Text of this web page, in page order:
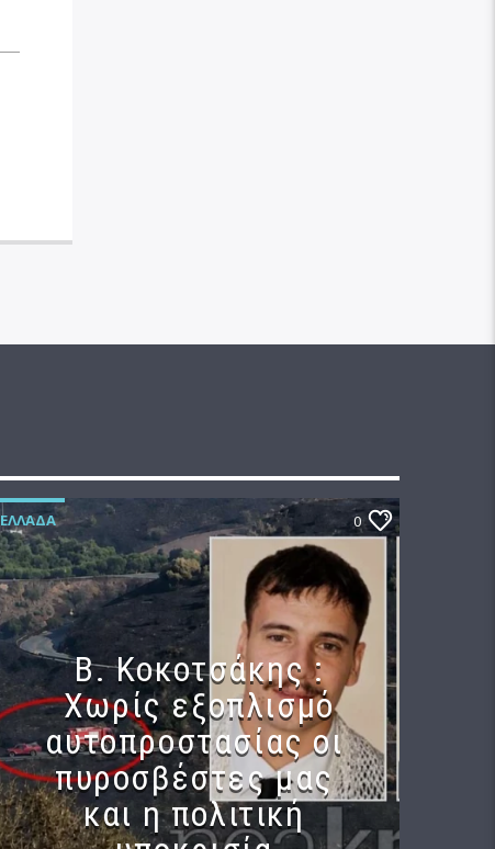
ΕΛΛΆΔΑ 0
Β. Κοκοτσάκης :
Χωρίς εξοπλισμό
αυτοπροστασίας οι
πυροσβέστες μας
και η πολιτική